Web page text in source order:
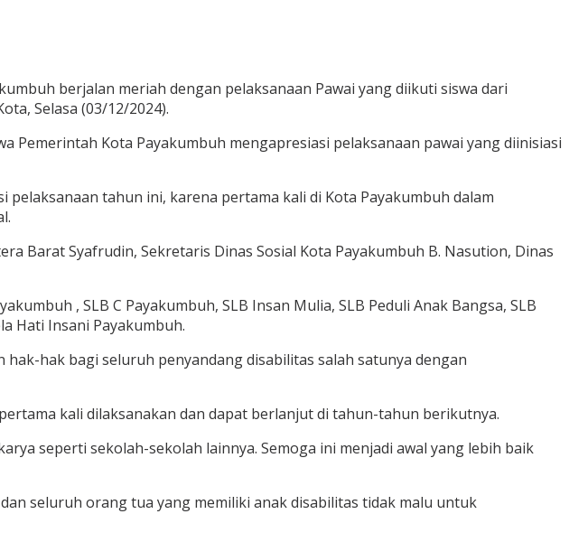
berjalan meriah dengan pelaksanaan Pawai yang diikuti siswa dari
Selasa (03/12/2024).
Pemerintah Kota Payakumbuh mengapresiasi pelaksanaan pawai yang diinisiasi
tahun ini, karena pertama kali di Kota Payakumbuh dalam
Barat Syafrudin, Sekretaris Dinas Sosial Kota Payakumbuh B. Nasution, Dinas
, SLB C Payakumbuh, SLB Insan Mulia, SLB Peduli Anak Bangsa, SLB
Hati Insani Payakumbuh.
hak bagi seluruh penyandang disabilitas salah satunya dengan
kali dilaksanakan dan dapat berlanjut di tahun-tahun berikutnya.
seperti sekolah-sekolah lainnya. Semoga ini menjadi awal yang lebih baik
seluruh orang tua yang memiliki anak disabilitas tidak malu untuk